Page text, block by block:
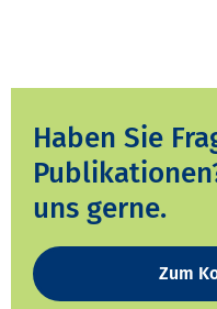
Haben Sie
uns gerne.
Zum